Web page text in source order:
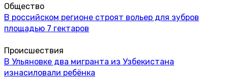
Общество
В российском регионе строят вольер для зубров
площадью 7 гектаров
Происшествия
В Ульяновке два мигранта из Узбекистана
изнасиловали ребёнка